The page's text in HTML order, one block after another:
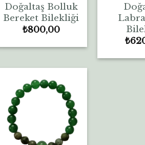
Doğaltaş Bolluk
Bereket Bilekliği
₺800,00
₺